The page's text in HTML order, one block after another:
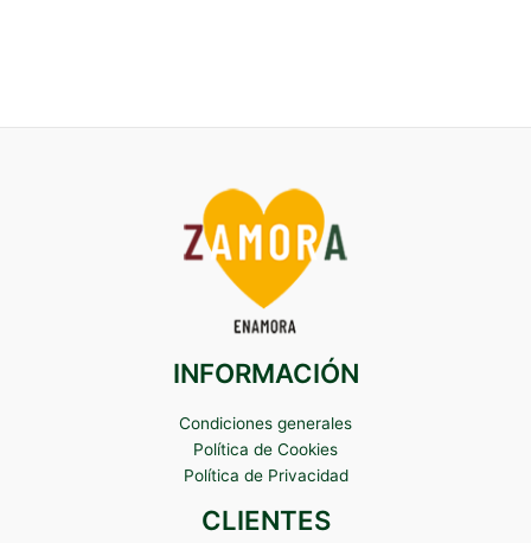
INFORMACIÓN
Condiciones generales
Política de Cookies
Política de Privacidad
CLIENTES